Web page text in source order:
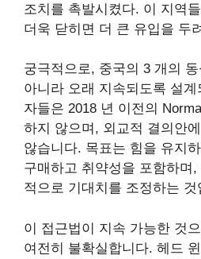
조치를 촉발시켰다. 이 지역
더욱 닫히면 더 큰 유입을 두
궁극적으로, 중국의 3 개의
아니라 오래 지속되도록 설
자들은 2018 년 이전의
하지 않으며, 외교적 결의안
않습니다. 목표는 힘을 유지
구매하고 취약성을 포함하며,
적으로 기대치를 조정하는 것
이 접근법이 지속 가능한 것
여전히 불확실합니다. 헤드